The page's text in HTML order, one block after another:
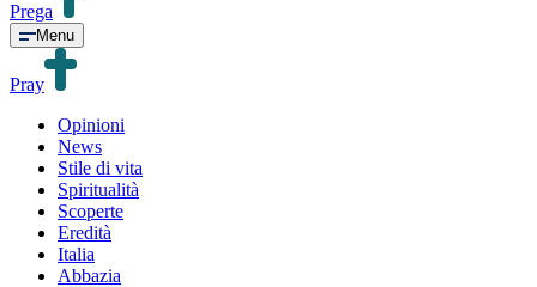
Prega
Menu
Pray
Opinioni
News
Stile di vita
Spiritualità
Scoperte
Eredità
Italia
Abbazia